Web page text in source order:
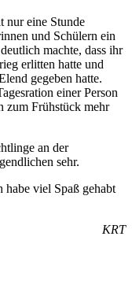
nur eine Stunde
und Schülern ein
machte, dass ihr
erlitten hatte und
gegeben hatte.
einer Person
zum Frühstück mehr
an der
sehr.
habe viel Spaß gehabt
KRT